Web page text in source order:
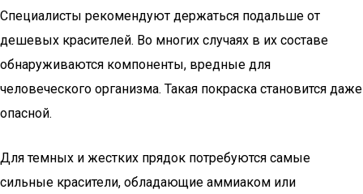
Специалисты рекомендуют держаться подальше от
дешевых красителей. Во многих случаях в их составе
обнаруживаются компоненты, вредные для
человеческого организма. Такая покраска становится даже
опасной.
Для темных и жестких прядок потребуются самые
сильные красители, обладающие аммиаком или